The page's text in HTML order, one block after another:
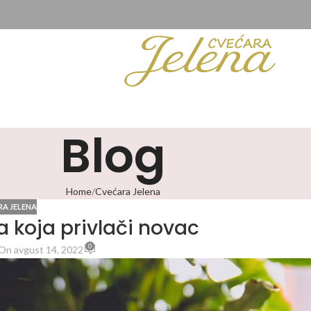
Blog
Home Cvećara Jelena
JELENA
koja privlači novac
avgust 14, 2022 0